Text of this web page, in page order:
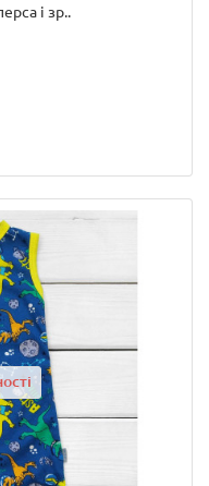
і зр..